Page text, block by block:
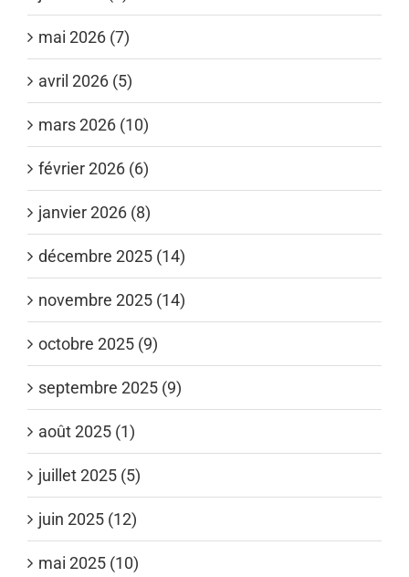
mai 2026 (7)
avril 2026 (5)
mars 2026 (10)
février 2026 (6)
janvier 2026 (8)
décembre 2025 (14)
novembre 2025 (14)
octobre 2025 (9)
septembre 2025 (9)
août 2025 (1)
juillet 2025 (5)
juin 2025 (12)
mai 2025 (10)